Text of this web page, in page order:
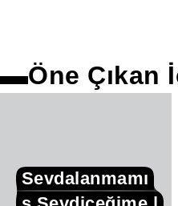
Öne Çıkan
Sevdalanmamı